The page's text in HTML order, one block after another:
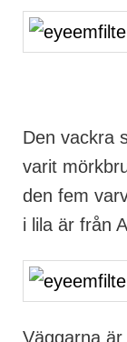
Den vackra
varit
den fem
i lila är från
Väggarna